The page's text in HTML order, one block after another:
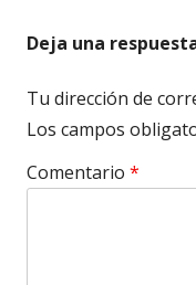
Deja una
Tu dirección de
Los campos
Comentario *